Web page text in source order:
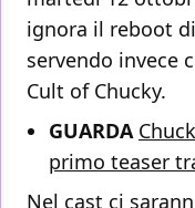
ignora il reboot
servendo invece
Cult of Chucky.
GUARDA
primo teaser
Nel cast ci